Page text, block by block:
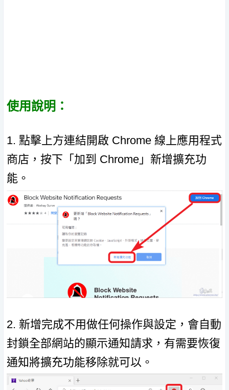
使用說明：
1. 點擊上方連結開啟 Chrome 線上應用程式
商店，按下「加到 Chrome」新增擴充功
能。
2. 新增完成不用做任何操作與設定，會自動
封鎖全部網站的顯示通知請求，有需要恢復
通知將擴充功能移除就可以。